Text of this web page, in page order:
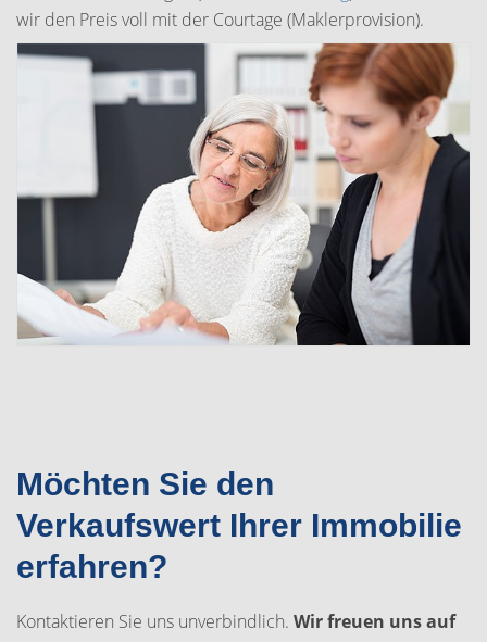
wir den Preis voll mit der Courtage (Maklerprovision).
Möchten Sie den
Verkaufswert Ihrer Immobilie
erfahren?
Kontaktieren Sie uns unverbindlich. Wir freuen uns auf